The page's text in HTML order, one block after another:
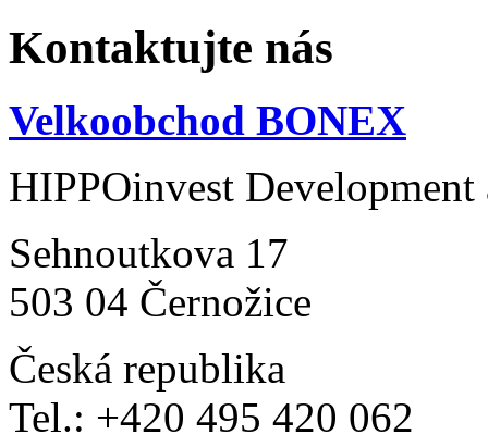
Kontaktujte nás
Velkoobchod BONEX
HIPPOinvest Development
Sehnoutkova 17
503 04 Černožice
Česká republika
Tel.: +420 495 420 062